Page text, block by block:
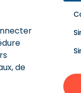
de